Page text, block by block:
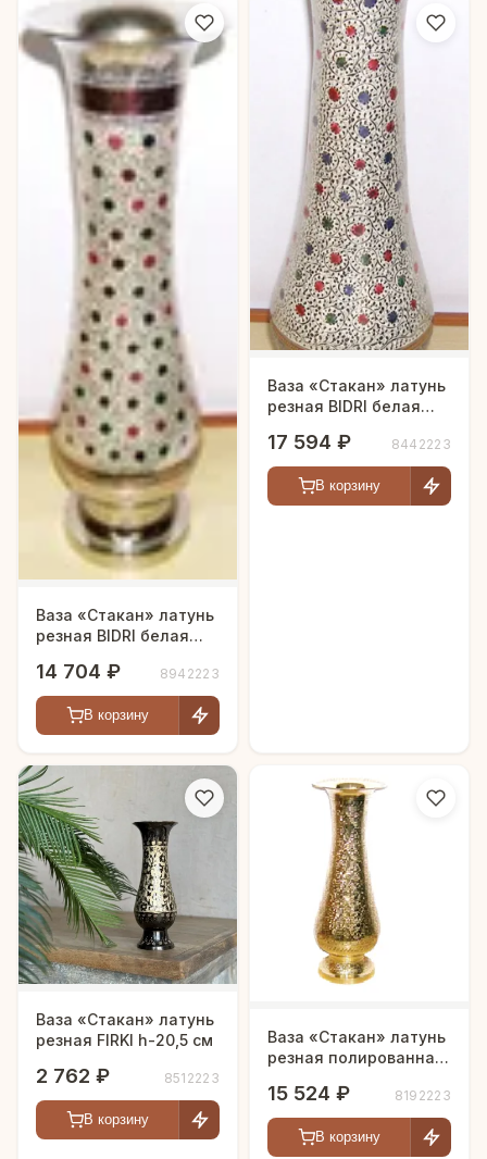
Ваза «Стакан» латунь
резная BIDRI белая
14 704 ₽ 8942223
В корзину
Ваза «Стакан» латунь
резная BIDRI белая
17 594 ₽ 8442223
В корзину
Ваза «Стакан» латунь
резная FIRKI h-20,5 см
2 762 ₽ 8512223
В корзину
Ваза «Стакан» латунь
резная полированная
15 524 ₽ 8192223
В корзину